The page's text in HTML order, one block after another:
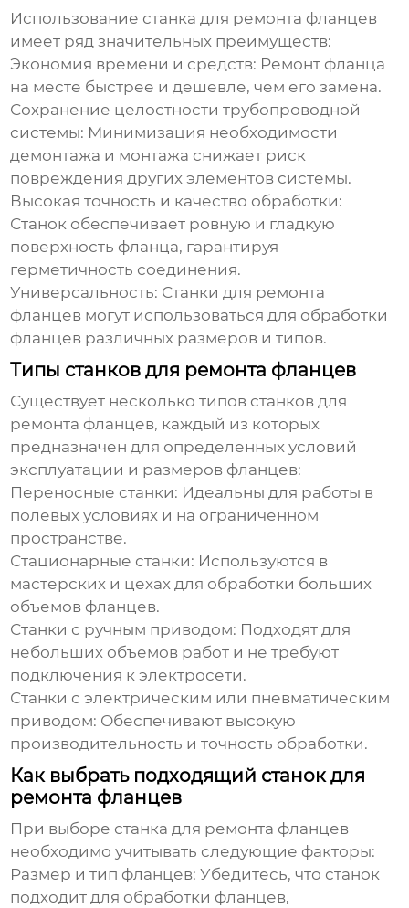
Использование станка для ремонта фланцев
имеет ряд значительных преимуществ:
Экономия времени и средств: Ремонт фланца
на месте быстрее и дешевле, чем его замена.
Сохранение целостности трубопроводной
системы: Минимизация необходимости
демонтажа и монтажа снижает риск
повреждения других элементов системы.
Высокая точность и качество обработки:
Станок обеспечивает ровную и гладкую
поверхность фланца, гарантируя
герметичность соединения.
Универсальность: Станки для ремонта
фланцев могут использоваться для обработки
фланцев различных размеров и типов.
Типы станков для ремонта фланцев
Существует несколько типов станков для
ремонта фланцев, каждый из которых
предназначен для определенных условий
эксплуатации и размеров фланцев:
Переносные станки: Идеальны для работы в
полевых условиях и на ограниченном
пространстве.
Стационарные станки: Используются в
мастерских и цехах для обработки больших
объемов фланцев.
Станки с ручным приводом: Подходят для
небольших объемов работ и не требуют
подключения к электросети.
Станки с электрическим или пневматическим
приводом: Обеспечивают высокую
производительность и точность обработки.
Как выбрать подходящий станок для
ремонта фланцев
При выборе станка для ремонта фланцев
необходимо учитывать следующие факторы:
Размер и тип фланцев: Убедитесь, что станок
подходит для обработки фланцев,